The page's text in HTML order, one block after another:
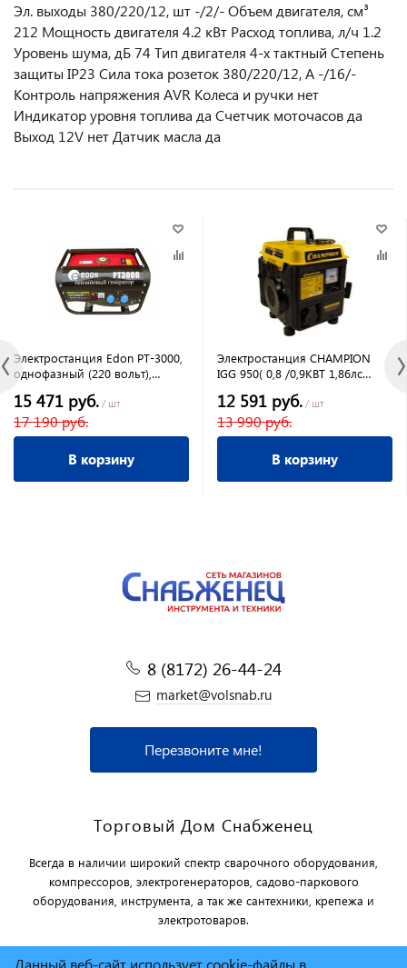
Эл. выходы 380/220/12, шт -/2/- Объем двигателя, см³
212 Мощность двигателя 4.2 кВт Расход топлива, л/ч 1.2
Уровень шума, дБ 74 Тип двигателя 4-х тактный Степень
защиты IP23 Сила тока розеток 380/220/12, А -/16/-
Контроль напряжения AVR Колеса и ручки нет
Индикатор уровня топлива да Счетчик моточасов да
Выход 12V нет Датчик масла да
Электростанция Edon PT-3000,
однофазный (220 вольт),
охлаждение, IP23
15 471 руб. / шт
17 190 руб.
В корзину
Электростанция CHAMPION
IGG 950( 0,8 /0,9КВТ 1,86лс
12 591 руб. / шт
13 990 руб.
В корзину
8 (8172) 26-44-24
market@volsnab.ru
Перезвоните мне!
Торговый Дом Снабженец
Всегда в наличии широкий спектр сварочного оборудования,
компрессоров, электрогенераторов, садово-паркового
оборудования, инструмента, а так же сантехники, крепежа и
электротоваров.
Данный веб-сайт использует cookie-файлы в